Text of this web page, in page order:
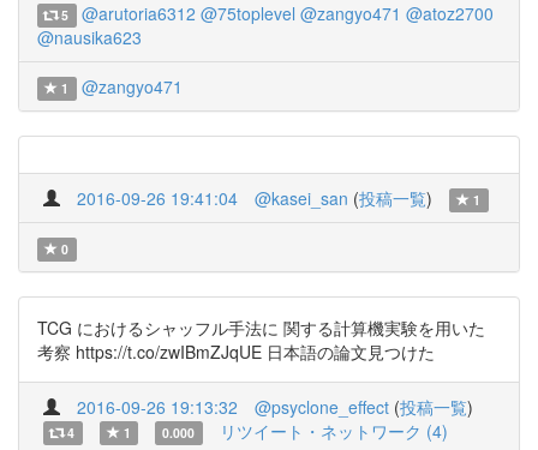
5 @arutoria6312 @75toplevel @zangyo471 @atoz2700
@nausika623
1 @zangyo471
2016-09-26 19:41:04 @kasei_san (投稿一覧) 1
0
TCG におけるシャッフル手法に 関する計算機実験を用いた
考察 https://t.co/zwIBmZJqUE 日本語の論文見つけた
2016-09-26 19:13:32 @psyclone_effect (投稿一覧)
4 1 0.000 リツイート・ネットワーク (4)